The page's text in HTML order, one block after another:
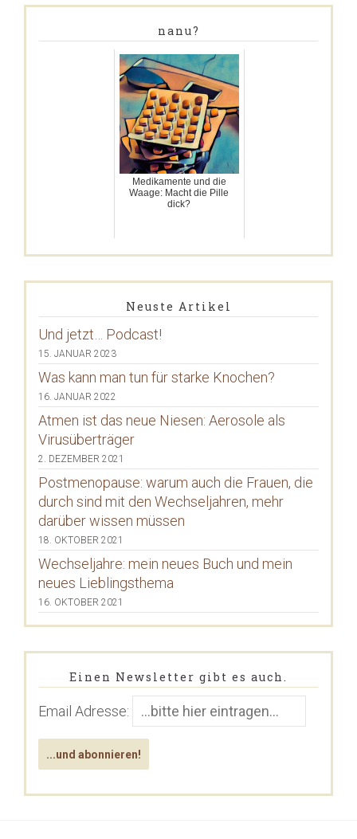
nanu?
Medikamente und die
Waage: Macht die Pille
dick?
Neuste Artikel
Und jetzt… Podcast!
15. JANUAR 2023
Was kann man tun für starke Knochen?
16. JANUAR 2022
Atmen ist das neue Niesen: Aerosole als
Virusüberträger
2. DEZEMBER 2021
Postmenopause: warum auch die Frauen, die
durch sind mit den Wechseljahren, mehr
darüber wissen müssen
18. OKTOBER 2021
Wechseljahre: mein neues Buch und mein
neues Lieblingsthema
16. OKTOBER 2021
Einen Newsletter gibt es auch.
Email Adresse: